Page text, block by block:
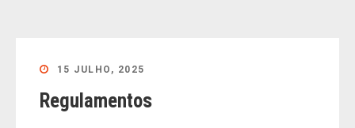
15 JULHO, 2025
Regulamentos